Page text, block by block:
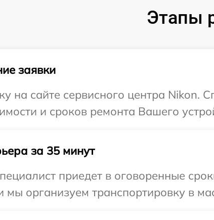
Этапы
заявки
на сайте сервисного центра Nikon.
и сроков ремонта Вашего
за 35 минут
приедет в оговоренные
мы организуем транспортировку в